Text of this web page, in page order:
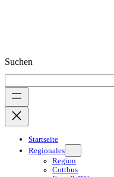
Suchen
Startseite
Regionales
Region
Cottbus